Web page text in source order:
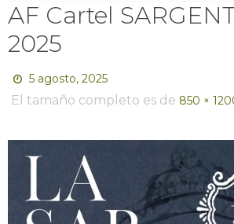
AF Cartel
2025
5 agosto, 2025
El tamaño completo es de 850 ×